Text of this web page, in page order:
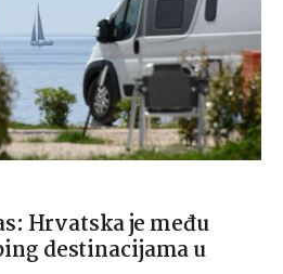
Hrvatska je među
destinacijama u